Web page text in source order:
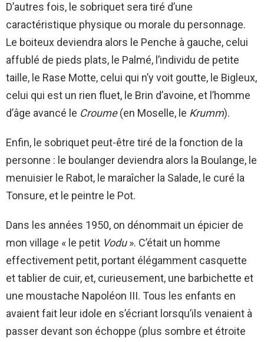
D’autres fois, le sobriquet sera tiré d’une
caractéristique physique ou morale du personnage.
Le boiteux deviendra alors le Penche à gauche, celui
affublé de pieds plats, le Palmé, l’individu de petite
taille, le Rase Motte, celui qui n’y voit goutte, le Bigleux,
celui qui est un rien fluet, le Brin d’avoine, et l’homme
d’âge avancé le Croume(en Moselle, le Krumm).
Enfin, le sobriquet peut-être tiré de la fonction de la
personne : le boulanger deviendra alors la Boulange, le
menuisier le Rabot, le maraîcher la Salade, le curé la
Tonsure, et le peintre le Pot.
Dans les années 1950, on dénommait un épicier de
mon village « le petit Vodu». C’était un homme
effectivement petit, portant élégamment casquette
et tablier de cuir, et, curieusement, une barbichette et
une moustache Napoléon III. Tous les enfants en
avaient fait leur idole en s’écriant lorsqu’ils venaient à
passer devant son échoppe (plus sombre et étroite